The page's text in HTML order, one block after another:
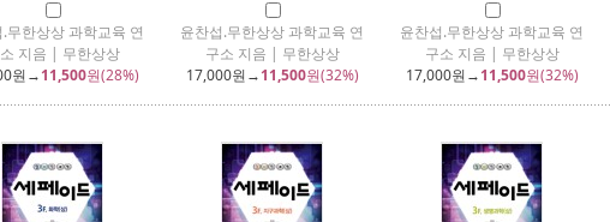
무한상상 과학교육 연
지음 | 무한상상
원→11,500원(28%)
윤찬섭.무한상상 과학교육 연
구소 지음 | 무한상상
17,000원→11,500원(32%)
윤찬섭.무한상상 과학교육 연
구소 지음 | 무한상상
17,000원→11,500원(32%)